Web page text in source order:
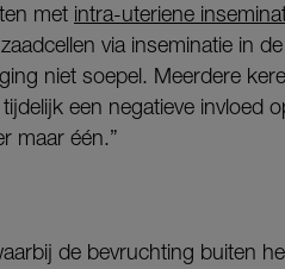
met intra-uteriene
via inseminatie in
niet soepel. Meerdere
een negatieve invloed
maar één.”
de bevruchting buiten